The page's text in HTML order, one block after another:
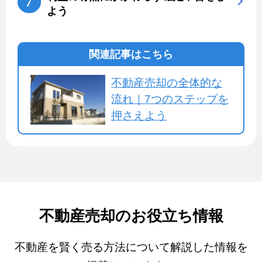
よう
関連記事はこちら
不動産売却の全体的な
流れ｜7つのステップを
押さえよう
不動産売却のお役立ち情報
不動産を賢く売る方法について解説した情報を